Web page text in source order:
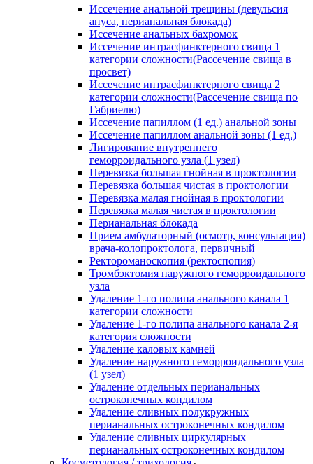
Иссечение анальной трещины (девульсия
ануса, перианальная блокада)
Иссечение анальных бахромок
Иссечение интрасфинктерного свища 1
категории сложности(Рассечение свища в
просвет)
Иссечение интрасфинктерного свища 2
категории сложности(Рассечение свища по
Габриелю)
Иссечение папиллом (1 ед.) анальной зоны
Иссечение папиллом анальной зоны (1 ед.)
Лигирование внутреннего
геморроидального узла (1 узел)
Перевязка большая гнойная в проктологии
Перевязка большая чистая в проктологии
Перевязка малая гнойная в проктологии
Перевязка малая чистая в проктологии
Перианальная блокада
Прием амбулаторный (осмотр, консультация)
врача-колопроктолога, первичный
Ректороманоскопия (ректоспопия)
Тромбэктомия наружного геморроидального
узла
Удаление 1-го полипа анального канала 1
категории сложности
Удаление 1-го полипа анального канала 2-я
категория сложности
Удаление каловых камней
Удаление наружного геморроидального узла
(1 узел)
Удаление отдельных перианальных
остроконечных кондилом
Удаление сливных полукружных
перианальных остроконечных кондилом
Удаление сливных циркулярных
перианальных остроконечных кондилом